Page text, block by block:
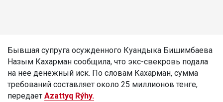
Бывшая супруга осужденного Куандыка Бишимбаева
Назым Кахарман сообщила, что экс-свекровь подала
на нее денежный иск. По словам Кахарман, сумма
требований составляет около 25 миллионов тенге,
передает Azattyq Rýhy.